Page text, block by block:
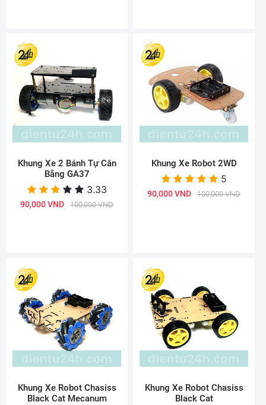
Khung Xe 2 Bánh Tự Cân
Bằng GA37
3.33
90,000 VND 100,000 VND
Khung Xe Robot 2WD
5
90,000 VND 100,000 VND
Khung Xe Robot Chasiss
Black Cat Mecanum
Khung Xe Robot Chasiss
Black Cat